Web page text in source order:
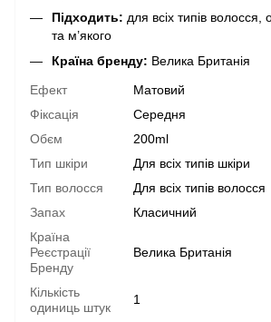
Підходить: для всіх типів волосся,
та м’якого
Країна бренду: Велика Британія
Ефект
Матовий
Фіксація
Середня
Обєм
200ml
Тип шкіри
Для всіх типів шкіри
Тип волосся
Для всіх типів волосся
Запах
Класичний
Країна
Реєстрації
Бренду
Велика Британія
Кількість
одиниць штук
1